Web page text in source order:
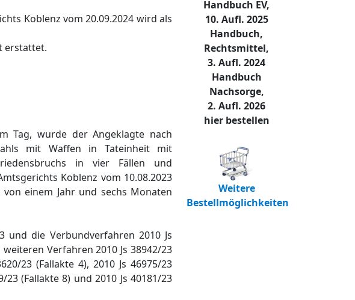
Koblenz vom 20.09.2024 wird als
erstattet.
Tag, wurde der Angeklagte nach
mit Waffen in Tateinheit mit
in vier Fällen und
Koblenz vom 10.08.2023
einem Jahr und sechs Monaten
und die Verbundverfahren 2010 Js
Verfahren 2010 Js 38942/23
23 (Fallakte 4), 2010 Js 46975/23
23 (Fallakte 8) und 2010 Js 40181/23
Handbuch EV,
10. Aufl. 2025
Handbuch,
Rechtsmittel,
3. Aufl. 2024
Handbuch
Nachsorge,
2. Aufl. 2026
hier bestellen
Weitere
Bestellmöglichkeiten